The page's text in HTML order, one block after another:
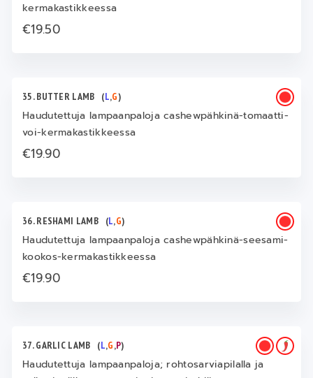
kermakastikkeessa
€19.50
35. BUTTER LAMB (L,G)
Haudutettuja lampaanpaloja cashewpähkinä-tomaatti-
voi-kermakastikkeessa
€19.90
36. RESHAMI LAMB (L,G)
Haudutettuja lampaanpaloja cashewpähkinä-seesami-
kookos-kermakastikkeessa
€19.90
37. GARLIC LAMB (L,G,P)
Haudutettuja lampaanpaloja; rohtosarviapilalla ja